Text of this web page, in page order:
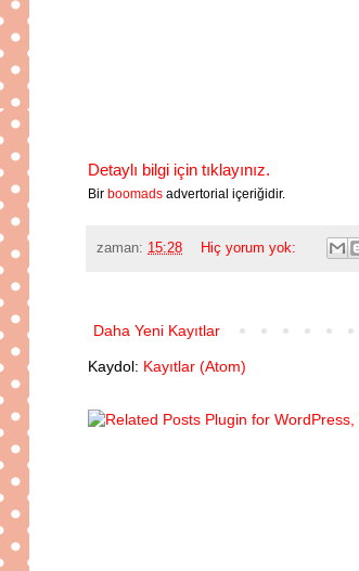
Detaylı bilgi için tıklayınız.
Bir boomads advertorial içeriğidir.
zaman: 15:28 Hiç yorum yok:
Daha Yeni Kayıtlar
Kaydol: Kayıtlar (Atom)